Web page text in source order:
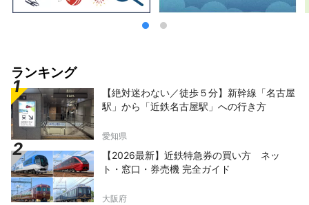
ランキング
【絶対迷わない／徒歩５分】新幹線「名古屋
駅」から「近鉄名古屋駅」への行き方
愛知県
【2026最新】近鉄特急券の買い方 ネッ
ト・窓口・券売機 完全ガイド
大阪府